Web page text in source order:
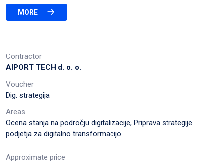
MORE
Contractor
AIPORT TECH d. o. o.
Voucher
Dig. strategija
Areas
Ocena stanja na področju digitalizacije, Priprava strategije
podjetja za digitalno transformacijo
Approximate price